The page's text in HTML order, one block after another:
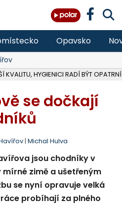
Opavsko
KVALITU, HYGIENICI RADÍ BÝT OPATRNÍ
se dočkají
| Michal Hulva
jsou chodníky v
zimě a ušetřeným
se nyní opravuje velká
probíhají za plného